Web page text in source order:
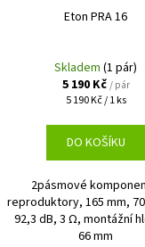
Eton PRA 16
Skladem(1 pár)
5 190 Kč/ pár
Měrná
5 190 Kč / 1 ks
DO KOŠÍKU
2pásmové
reproduktory, 165 mm,
92,3 dB, 3 Ω, montážní
66 mm